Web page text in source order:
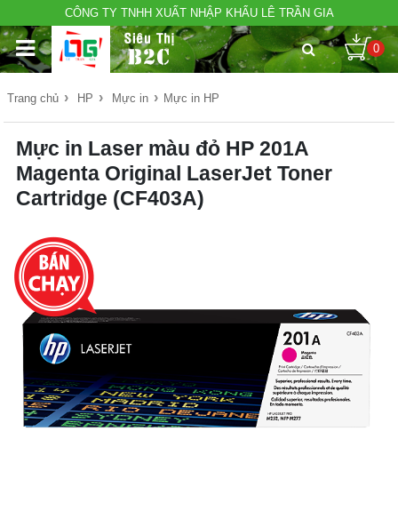
CÔNG TY TNHH XUẤT NHẬP KHẨU LÊ TRẦN GIA
0
Trang chủ › HP › Mực in › Mực in HP
Mực in Laser màu đỏ HP 201A
Magenta Original LaserJet Toner
Cartridge (CF403A)